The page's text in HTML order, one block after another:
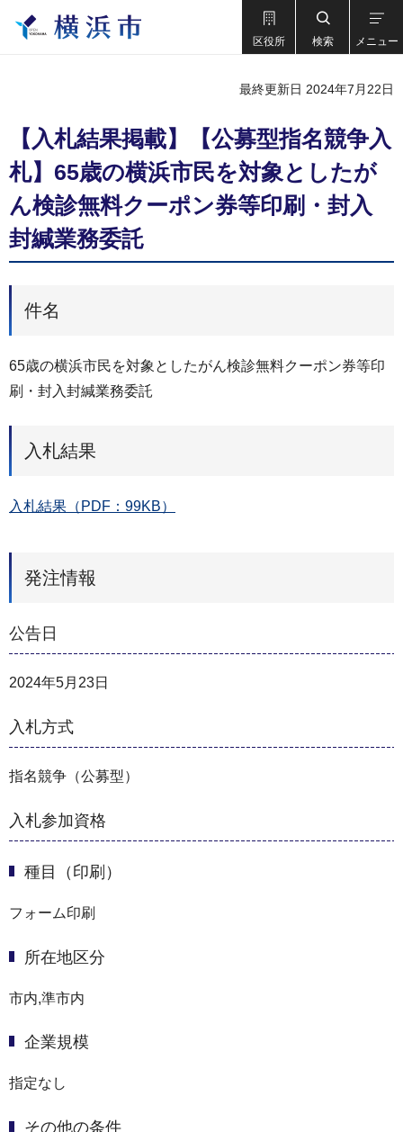
区役所 検索 メニュー
最終更新日 2024年7月22日
【入札結果掲載】【公募型指名競争入
札】65歳の横浜市民を対象としたが
ん検診無料クーポン券等印刷・封入
封緘業務委託
件名
65歳の横浜市民を対象としたがん検診無料クーポン券等印
刷・封入封緘業務委託
入札結果
入札結果（PDF：99KB）
発注情報
公告日
2024年5月23日
入札方式
指名競争（公募型）
入札参加資格
種目（印刷）
フォーム印刷
所在地区分
市内,準市内
企業規模
指定なし
その他の条件